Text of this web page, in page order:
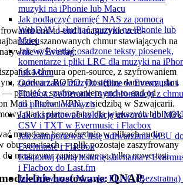
muzyki na iPhonie lub Macu
Jak podłączyć pamięć NAS za pomocą
WebDAV i słuchać muzyki na iPhonie lub
Macu
Jak wyświetlać osadzone teksty piosenek,
komentarze i pliki LRC dla muzyki na
lub Macu
Odtwarzanie muzyki offline w Evermusic i
Flacbox: pobieranie i synchronizacja z
do plików lokalnych
Jak eksportować kolekcję utworów do
CSV i TXT w Evermusic i Flacbox
Jak zaimportować listę odtwarzania M3U
Evermusic i Flacbox
Eksportuj pełną historię słuchania z
i Flacbox do Last.fm
Jak Odtwarzać Muzykę FLAC (Bezstratną)
end-to-end i magazynie zero-
szanowanych chmur stawiających na
w Evertag:
chmura open-source, z szyfrowaniem
zgodna z RODO. Dostępny darmowy plan.
— pamięć z szyfrowaniem end-to-end od
Mail i Proton VPN, z siedzibą w Szwajcarii.
plan i płatne plany dla większych
metadane bezpośrednio w plikach audio
obu serwisach — plik pozostaje zaszyfrowany
do magazynu zapisywane są tylko nowe tagi.
hostowane: QNAP,